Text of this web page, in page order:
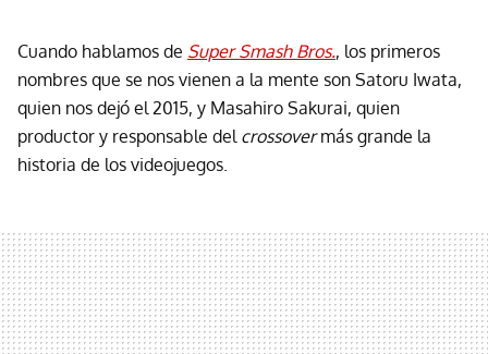
Cuando hablamos de Super Smash Bros., los primeros
nombres que se nos vienen a la mente son Satoru Iwata,
quien nos dejó el 2015, y Masahiro Sakurai, quien
productor y responsable del crossovermás grande la
historia de los videojuegos.